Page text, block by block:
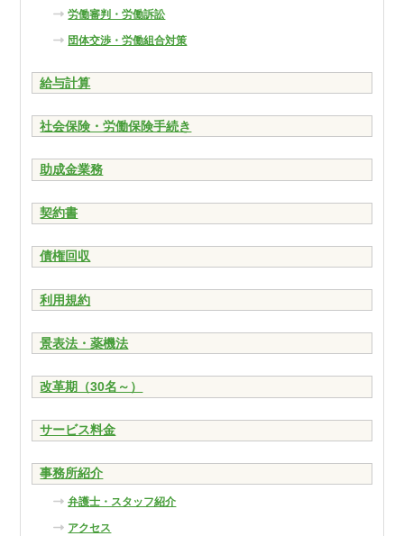
労働審判・労働訴訟
団体交渉・労働組合対策
給与計算
社会保険・労働保険手続き
助成金業務
契約書
債権回収
利用規約
景表法・薬機法
改革期（30名～）
サービス料金
事務所紹介
弁護士・スタッフ紹介
アクセス